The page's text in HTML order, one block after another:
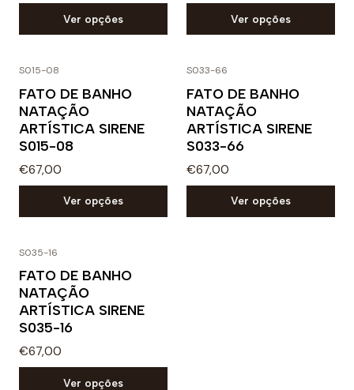
Ver opções Ver opções
S015-08
FATO DE BANHO
NATAÇÃO
ARTÍSTICA SIRENE
S015-08
€67,00
Ver opções
S033-66
FATO DE BANHO
NATAÇÃO
ARTÍSTICA SIRENE
S033-66
€67,00
Ver opções
S035-16
FATO DE BANHO
NATAÇÃO
ARTÍSTICA SIRENE
S035-16
€67,00
Ver opções